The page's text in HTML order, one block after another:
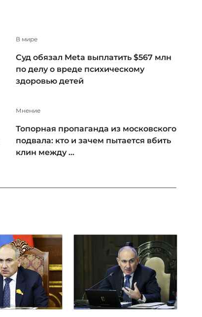
В мире
Суд обязал Meta выплатить $567 млн
по делу о вреде психическому
здоровью детей
Мнение
Топорная пропаганда из московского
подвала: кто и зачем пытается вбить
клин между ...